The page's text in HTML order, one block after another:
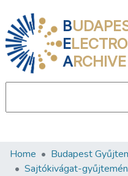
B
E
ARCHIVE
Communities &
Home Budapest
Sajtókivágat-